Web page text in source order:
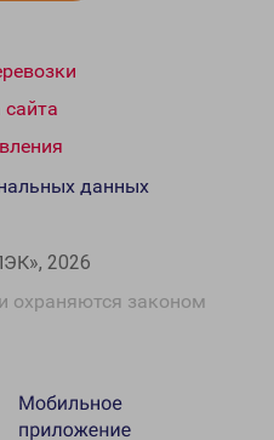
сайта
2026
охраняются законом
данных